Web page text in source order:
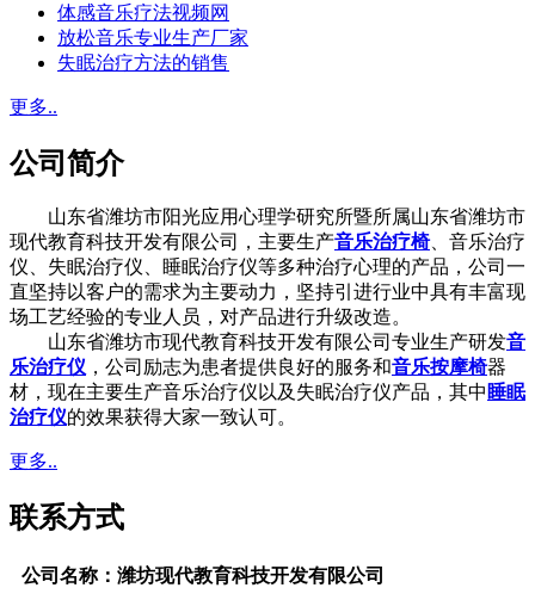
体感音乐疗法视频网
放松音乐专业生产厂家
失眠治疗方法的销售
更多..
公司简介
山东省潍坊市阳光应用心理学研究所暨所属山东省潍坊市
现代教育科技开发有限公司，主要生产音乐治疗椅、音乐治疗
仪、失眠治疗仪、睡眠治疗仪等多种治疗心理的产品，公司一
直坚持以客户的需求为主要动力，坚持引进行业中具有丰富现
场工艺经验的专业人员，对产品进行升级改造。
山东省潍坊市现代教育科技开发有限公司专业生产研发音
乐治疗仪 ，公司励志为患者提供良好的服务和音乐按摩椅器
材，现在主要生产音乐治疗仪以及失眠治疗仪产品，其中 睡眠
治疗仪的效果获得大家一致认可。
更多..
联系方式
公司名称：潍坊现代教育科技开发有限公司